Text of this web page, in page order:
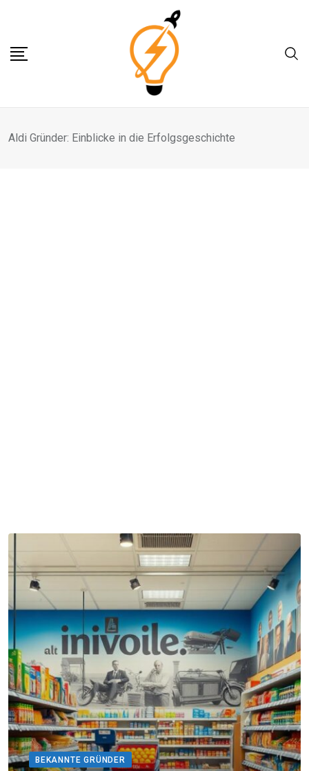
content
Aldi Gründer: Einblicke in die Erfolgsgeschichte
BEKANNTE GRÜNDER